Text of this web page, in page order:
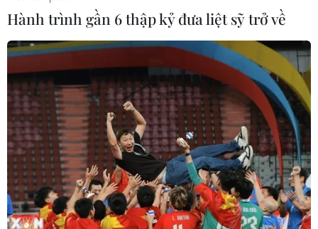
Hành trình gần 6 thập kỷ đưa liệt sỹ trở về